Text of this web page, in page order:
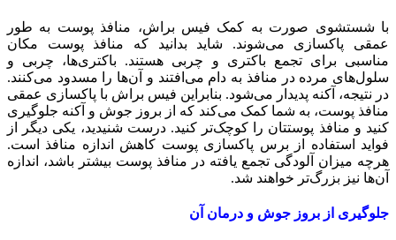
با شستشوی صورت به کمک فیس براش، منافذ پوست به طور
عمقی پاکسازی می‌شوند. شاید بدانید که منافذ پوست مکان
مناسبی برای تجمع باکتری و چربی هستند. باکتری‌ها، چربی و
سلول‌های مرده در منافذ به دام می‌افتند و آن‌ها را مسدود می‌کنند.
در نتیجه، آکنه پدیدار می‌شود. بنابراین فیس براش با پاکسازی عمقی
منافذ پوست، به شما کمک می‌کند که از بروز جوش و آکنه جلوگیری
کنید و منافذ پوستتان را کوچک‌تر کنید. درست شنیدید، یکی دیگر از
فواید استفاده از برس پاکسازی پوست کاهش اندازه منافذ است.
هرچه میزان آلودگی تجمع یافته در منافذ پوست بیشتر باشد، اندازه
آن‌ها نیز بزرگ‌تر خواهند شد.
جلوگیری از بروز جوش و درمان آن